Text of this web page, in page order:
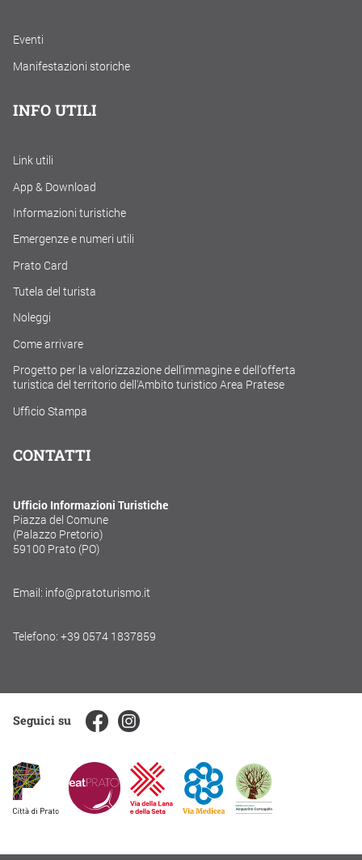
Eventi
Manifestazioni storiche
INFO UTILI
Link utili
App & Download
Informazioni turistiche
Emergenze e numeri utili
Prato Card
Tutela del turista
Noleggi
Come arrivare
Progetto per la valorizzazione dell'immagine e dell'offerta
turistica del territorio dell'Ambito turistico Area Pratese
Ufficio Stampa
CONTATTI
Ufficio Informazioni Turistiche
Piazza del Comune
(Palazzo Pretorio)
59100 Prato (PO)
Email: info@pratoturismo.it
Telefono: +39 0574 1837859
Seguici su